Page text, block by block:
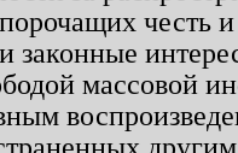
честь
массовой